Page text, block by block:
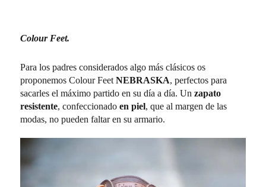
Colour Feet.
Para los padres considerados algo más clásicos os
proponemos Colour FeetNEBRASKA, perfectos para
sacarles el máximo partido en su día a día. Unzapato
resistente, confeccionadoen piel, que al margen de las
modas, no pueden faltar en su armario.